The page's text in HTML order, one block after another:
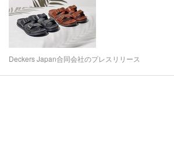
Deckers Japan合同会社のプレスリリース